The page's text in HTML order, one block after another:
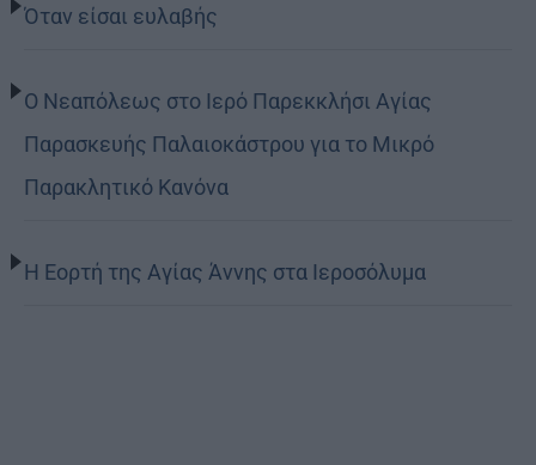
Όταν είσαι ευλαβής
Ο Νεαπόλεως στο Ιερό Παρεκκλήσι Αγίας
Παρασκευής Παλαιοκάστρου για το Μικρό
Παρακλητικό Κανόνα
Η Εορτή της Αγίας Άννης στα Ιεροσόλυμα